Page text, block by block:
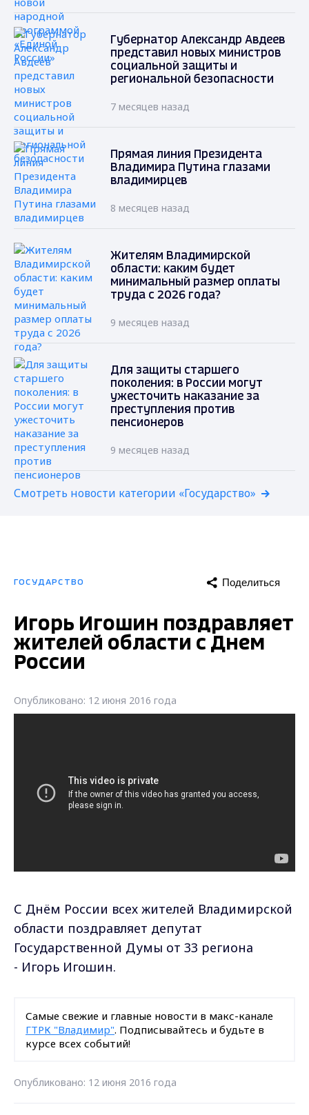
Губернатор Александр Авдеев
представил новых министров
социальной защиты и
региональной безопасности
7 месяцев назад
Прямая линия Президента
Владимира Путина глазами
владимирцев
8 месяцев назад
Жителям Владимирской
области: каким будет
минимальный размер оплаты
труда с 2026 года?
9 месяцев назад
Для защиты старшего
поколения: в России могут
ужесточить наказание за
преступления против
пенсионеров
9 месяцев назад
Смотреть новости категории «Государство»
ГОСУДАРСТВО Поделиться
Игорь Игошин поздравляет
жителей области с Днем
России
Опубликовано: 12 июня 2016 года
С Днём России всех жителей Владимирской
области поздравляет депутат
Государственной Думы от 33 региона
- Игорь Игошин.
Самые свежие и главные новости в макс-канале
ГТРК "Владимир". Подписывайтесь и будьте в
курсе всех событий!
Опубликовано: 12 июня 2016 года